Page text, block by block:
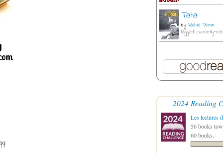
Tata
by Valérie Perrin
tagged: currently-
2024 Reading
Les lectures
56 books
60 books.